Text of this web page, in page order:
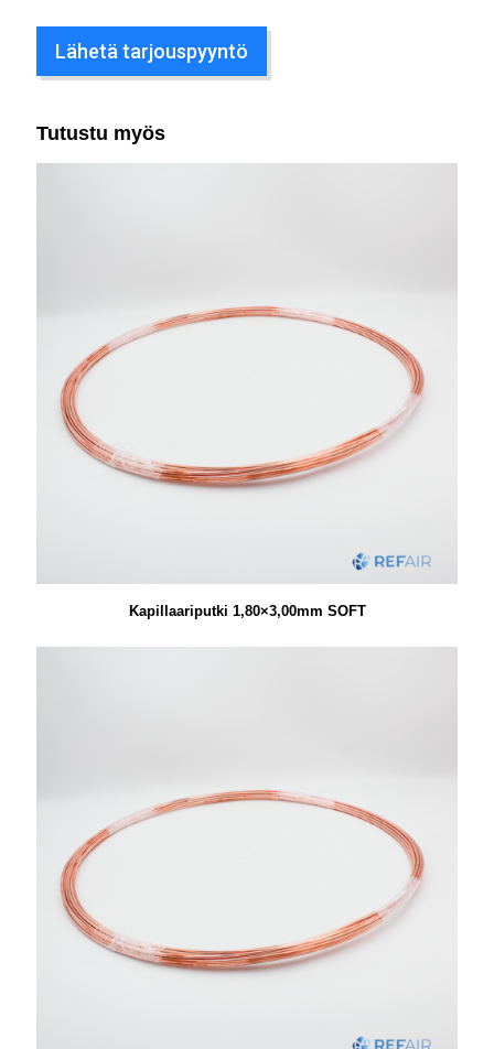
Lähetä tarjouspyyntö
Tutustu myös
Kapillaariputki 1,80×3,00mm SOFT